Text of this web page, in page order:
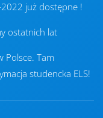
już dostępne !
ostatnich lat
Polsce. Tam
studencka ELS!